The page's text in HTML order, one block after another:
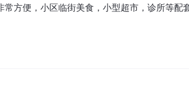
方便，小区临街美食，小型超市，诊所等配